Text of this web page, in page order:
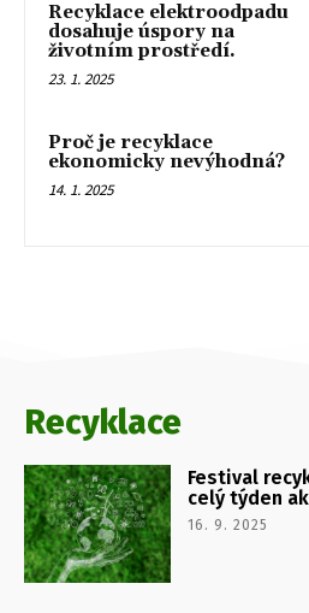
Recyklace elektroodpadu
dosahuje úspory na
životním prostředí.
23. 1. 2025
Proč je recyklace
ekonomicky nevýhodná?
14. 1. 2025
Recyklace
Festival
celý týden
16. 9. 2025